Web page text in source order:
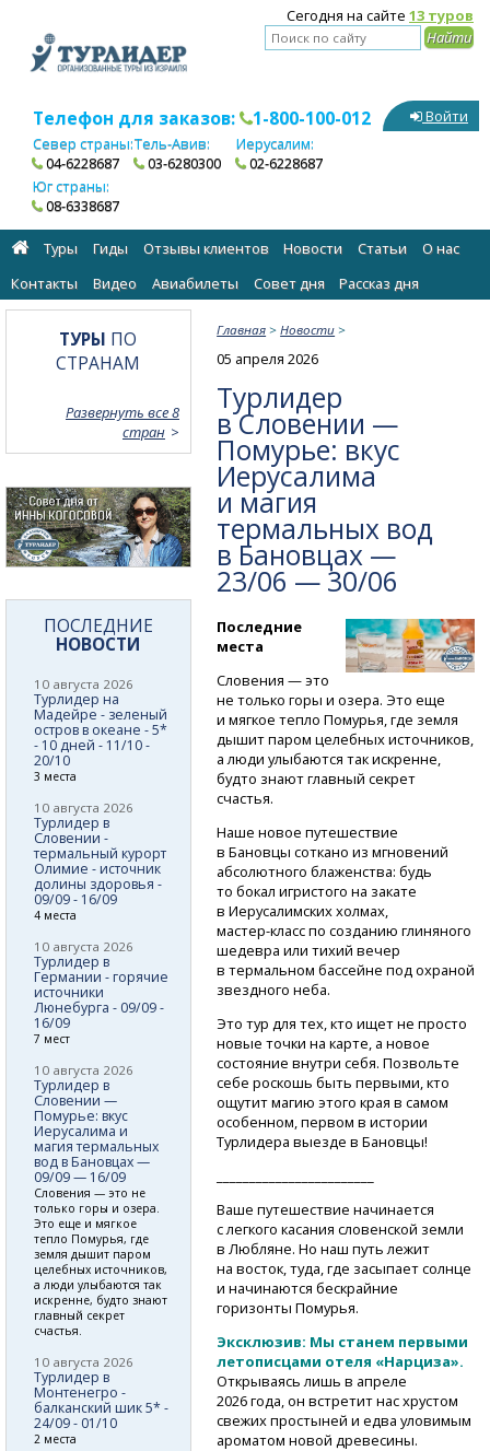
Сегодня на сайте 13 туров
Телефон для заказов: 1-800-100-012
Север страны:
04-6228687
Тель-Авив:
03-6280300
Иерусалим:
02-6228687
Юг страны:
08-6338687
Войти
Туры Гиды Отзывы клиентов Новости Статьи
О нас
Контакты
Видео Авиабилеты Cовет дня Рассказ дня
Главная >Новости >
05 апреля 2026
Турлидер
в Словении —
Помурье: вкус
Иерусалима
и магия
термальных вод
в Бановцах —
23/06 — 30/06
Последние
места
Словения — это
не только горы и озера. Это еще
и мягкое тепло Помурья, где земля
дышит паром целебных источников,
а люди улыбаются так искренне,
будто знают главный секрет
счастья.
Наше новое путешествие
в Бановцы соткано из мгновений
абсолютного блаженства: будь
то бокал игристого на закате
в Иерусалимских холмах,
мастер-класспо созданию глиняного
шедевра или тихий вечер
в термальном бассейне под охраной
звездного неба.
Это тур для тех, кто ищет не просто
новые точки на карте, а новое
состояние внутри себя. Позвольте
себе роскошь быть первыми, кто
ощутит магию этого края в самом
особенном, первом в истории
Турлидера выезде в Бановцы!
Ваше путешествие начинается
с легкого касания словенской земли
в Любляне. Но наш путь лежит
на восток, туда, где засыпает солнце
и начинаются бескрайние
горизонты Помурья.
Эксклюзив: Мы станем первыми
летописцами отеля «Нарциза».
Открываясь лишь в апреле
2026 года, он встретит нас хрустом
свежих простыней и едва уловимым
ароматом новой древесины.
ТУРЫ ПО
СТРАНАМ
Развернуть все 8
стран
ПОСЛЕДНИЕ
НОВОСТИ
10 августа 2026
Турлидер на
Мадейре - зеленый
остров в океане - 5*
- 10 дней - 11/10 -
20/10
3 места
10 августа 2026
Турлидер в
Словении -
термальный курорт
Олимие - источник
долины здоровья -
09/09 - 16/09
4 места
10 августа 2026
Турлидер в
Германии - горячие
источники
Люнебурга - 09/09 -
16/09
7 мест
10 августа 2026
Турлидер в
Словении —
Помурье: вкус
Иерусалима и
магия термальных
вод в Бановцах —
09/09 — 16/09
Словения — это не
только горы и озера.
Это еще и мягкое
тепло Помурья, где
земля дышит паром
целебных источников,
а люди улыбаются так
искренне, будто знают
главный секрет
счастья.
10 августа 2026
Турлидер в
Монтенегро -
балканский шик 5* -
24/09 - 01/10
2 места